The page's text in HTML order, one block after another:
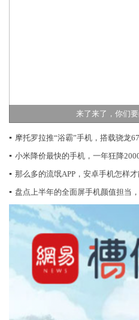
来了来了，你们
▪ 摩托罗拉推“浴霸”手机，搭载骁龙
▪ 小米降价最快的手机，一年狂降
▪ 那么多的流氓APP，安卓手机怎样
▪ 盘点上半年的全面屏手机颜值担当